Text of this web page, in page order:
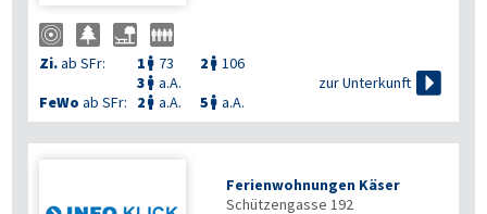
Zi.ab SFr: 1  73 2  106
3  a.A.
FeWo ab SFr: 2  a.A. 5  a.A.
zur Unterkunft 
Ferienwohnungen Käser
Schützengasse 192